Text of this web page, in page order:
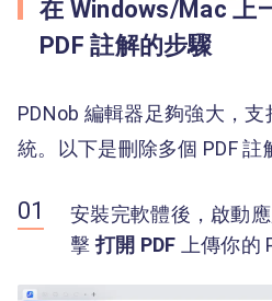
在 Windows/Mac 上
PDF 註解的步驟
PDNob 編輯器足夠強大，
統。以下是刪除多個 PDF 註
安裝完軟體後，啟動
擊打開 PDF 上傳你的